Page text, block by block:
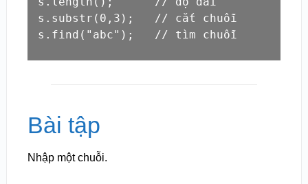
s.substr(0,3);   // cắt chuỗi
s.find("abc");   // tìm chuỗi
Bài tập
Nhập một chuỗi.